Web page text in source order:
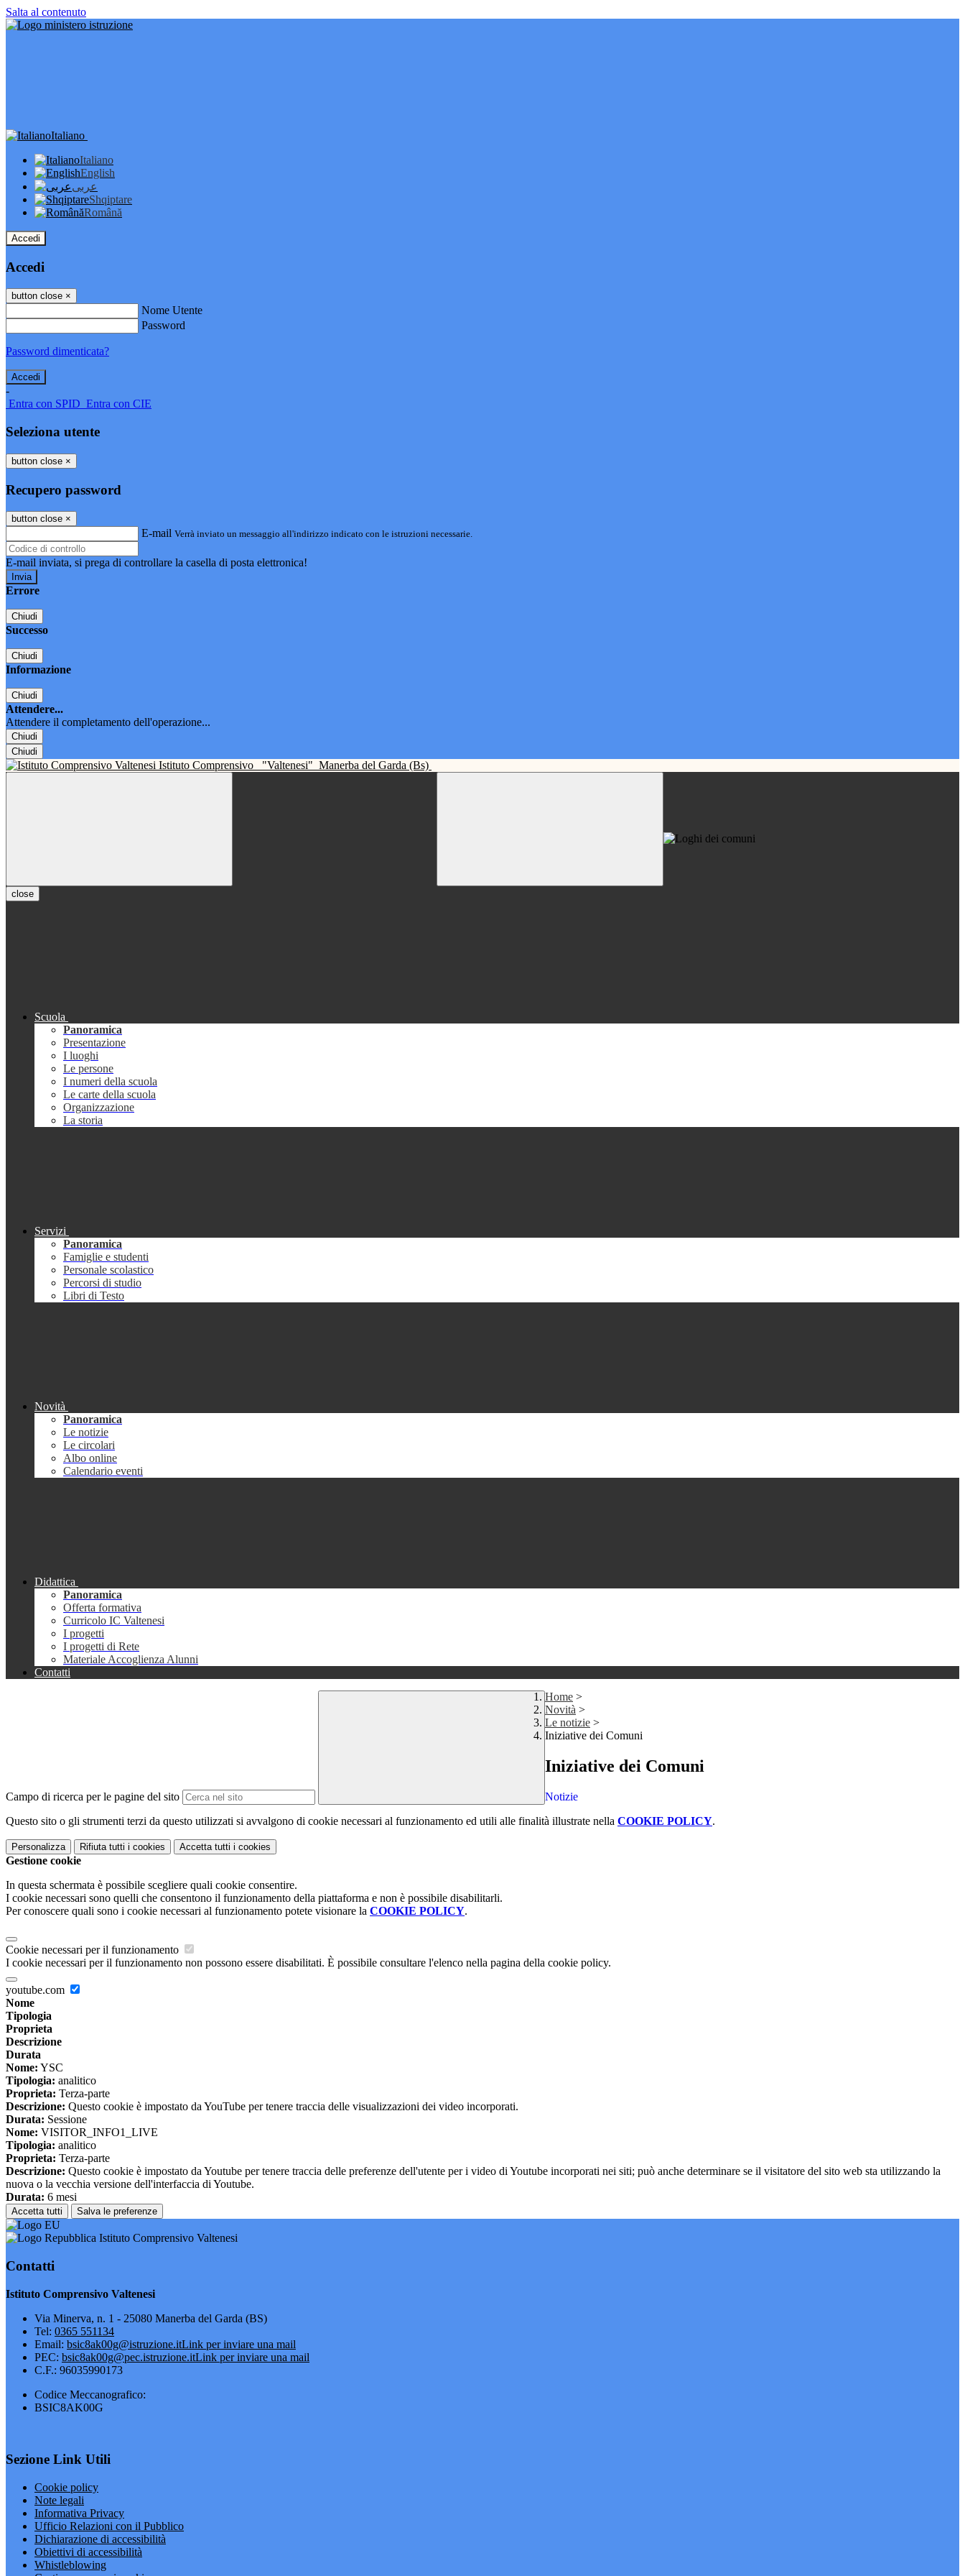
Salta al contenuto
Italiano
Italiano
English
عربى
Shqiptare
Română
Accedi
Accedi
button close ×
Nome Utente
Password
Password dimenticata?
-
Entra con SPID Entra con CIE
Seleziona utente
button close ×
Recupero password
button close ×
E-mail Verrà inviato un messaggio all'indirizzo indicato con le istruzioni necessarie.
E-mail inviata, si prega di controllare la casella di posta elettronica!
Errore
Chiudi
Successo
Chiudi
Informazione
Chiudi
Attendere...
Attendere il completamento dell'operazione...
Chiudi
Chiudi
Istituto Comprensivo "Valtenesi" Manerba del Garda (Bs)
close
Scuola
Panoramica
Presentazione
I luoghi
Le persone
I numeri della scuola
Le carte della scuola
Organizzazione
La storia
Servizi
Panoramica
Famiglie e studenti
Personale scolastico
Percorsi di studio
Libri di Testo
Novità
Panoramica
Le notizie
Le circolari
Albo online
Calendario eventi
Didattica
Panoramica
Offerta formativa
Curricolo IC Valtenesi
I progetti
I progetti di Rete
Materiale Accoglienza Alunni
Contatti
Campo di ricerca per le pagine del sito
Home >
Novità >
Le notizie >
Iniziative dei Comuni
Iniziative dei Comuni
Notizie
Questo sito o gli strumenti terzi da questo utilizzati si avvalgono di cookie necessari al funzionamento ed utili alle finalità illustrate nella COOKIE POLICY.
Personalizza Rifiuta tutti i cookies Accetta tutti i cookies
Gestione cookie
In questa schermata è possibile scegliere quali cookie consentire.
I cookie necessari sono quelli che consentono il funzionamento della piattaforma e non è possibile disabilitarli.
Per conoscere quali sono i cookie necessari al funzionamento potete visionare la COOKIE POLICY.
Cookie necessari per il funzionamento
I cookie necessari per il funzionamento non possono essere disabilitati. È possibile consultare l'elenco nella pagina della cookie policy.
youtube.com
Nome
Tipologia
Proprieta
Descrizione
Durata
Nome: YSC
Tipologia: analitico
Proprieta: Terza-parte
Descrizione: Questo cookie è impostato da YouTube per tenere traccia delle visualizzazioni dei video incorporati.
Durata: Sessione
Nome: VISITOR_INFO1_LIVE
Tipologia: analitico
Proprieta: Terza-parte
Descrizione: Questo cookie è impostato da Youtube per tenere traccia delle preferenze dell'utente per i video di Youtube incorporati nei siti; può anche determinare se il visitatore del sito web sta utilizzando la
nuova o la vecchia versione dell'interfaccia di Youtube.
Durata: 6 mesi
Accetta tutti Salva le preferenze
Istituto Comprensivo Valtenesi
Contatti
Istituto Comprensivo Valtenesi
Via Minerva, n. 1 - 25080 Manerba del Garda (BS)
Tel: 0365 551134
Email: bsic8ak00g@istruzione.itLink per inviare una mail
PEC: bsic8ak00g@pec.istruzione.itLink per inviare una mail
C.F.: 96035990173
Codice Meccanografico:
BSIC8AK00G
Sezione Link Utili
Cookie policy
Note legali
Informativa Privacy
Ufficio Relazioni con il Pubblico
Dichiarazione di accessibilità
Obiettivi di accessibilità
Whistleblowing